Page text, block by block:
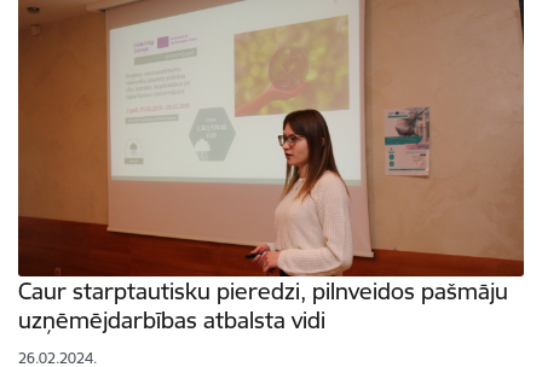
Caur starptautisku pieredzi, pilnveidos pašmāju
uzņēmējdarbības atbalsta vidi
26.02.2024.